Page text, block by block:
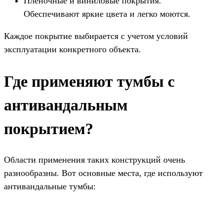
Обеспечивают яркие цвета и легко моются.
Каждое покрытие выбирается с учетом условий
эксплуатации конкретного объекта.
Где применяют тумбы с
антивандальным
покрытием?
Области применения таких конструкций очень
разнообразны. Вот основные места, где используют
антивандальные тумбы: